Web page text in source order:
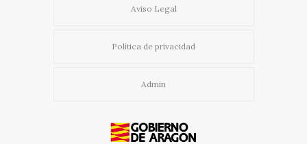
Aviso Legal
Política de privacidad
Admin